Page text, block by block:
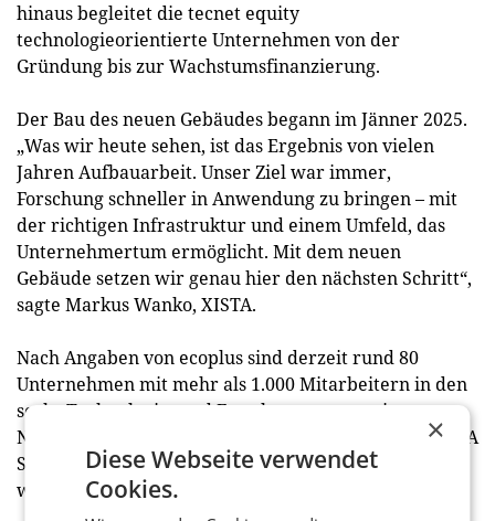
hinaus begleitet die tecnet equity
technologieorientierte Unternehmen von der
Gründung bis zur Wachstumsfinanzierung.
Der Bau des neuen Gebäudes begann im Jänner 2025.
„Was wir heute sehen, ist das Ergebnis von vielen
Jahren Aufbauarbeit. Unser Ziel war immer,
Forschung schneller in Anwendung zu bringen – mit
der richtigen Infrastruktur und einem Umfeld, das
Unternehmertum ermöglicht. Mit dem neuen
Gebäude setzen wir genau hier den nächsten Schritt“,
sagte Markus Wanko, XISTA.
Nach Angaben von ecoplus sind derzeit rund 80
Unternehmen mit mehr als 1.000 Mitarbeitern in den
sechs Technologie- und Forschungszentren in
Niederösterreich tätig. Mit der Erweiterung des XISTA
Science Parks sollen zusätzliche Kapazitäten für
weitere Unternehmen geschaffen werden. (red)
×
Diese Webseite verwendet
Cookies.